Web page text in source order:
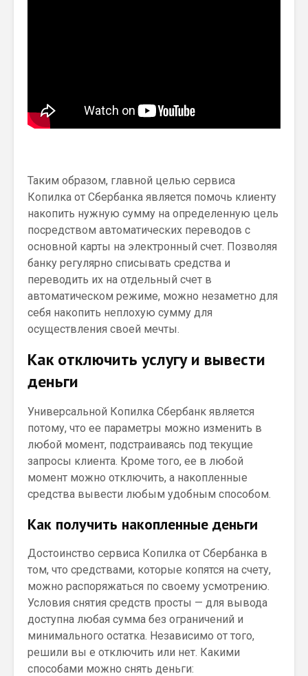
Таким образом, главной целью сервиса
Копилка от Сбербанка является помочь клиенту
накопить нужную сумму на определенную цель
посредством автоматических переводов с
основной карты на электронный счет. Позволяя
банку регулярно списывать средства и
переводить их на отдельный счет в
автоматическом режиме, можно незаметно для
себя накопить неплохую сумму для
осуществления своей мечты.
Как отключить услугу и вывести
деньги
Универсальной Копилка Сбербанк является
потому, что ее параметры можно изменить в
любой момент, подстраиваясь под текущие
запросы клиента. Кроме того, ее в любой
момент можно отключить, а накопленные
средства вывести любым удобным способом.
Как получить накопленные деньги
Достоинство сервиса Копилка от Сбербанка в
том, что средствами, которые копятся на счету,
можно распоряжаться по своему усмотрению.
Условия снятия средств просты — для вывода
доступна любая сумма без ограничений и
минимального остатка. Независимо от того,
решили вы е отключить или нет. Какими
способами можно снять деньги: